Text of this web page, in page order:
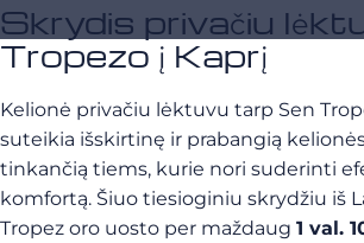
Skrydis privačiu
Tropezo į Kaprį
Kelionė privačiu lėktuvu tarp Sen
suteikia išskirtinę ir prabangią
tinkančią tiems, kurie nori suderinti
komfortą. Šiuo tiesioginiu skrydžiu iš
Tropez oro uosto per maždaug 1 val.